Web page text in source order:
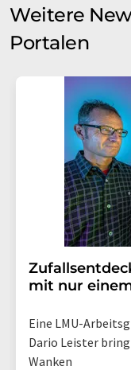
Weitere
Portalen
mit nur
Eine LMU-
Dario Leister
Wanken